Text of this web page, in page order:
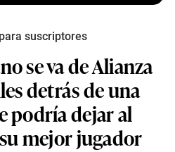
suscriptores
se va de Alianza
detrás de una
podría dejar al
mejor jugador